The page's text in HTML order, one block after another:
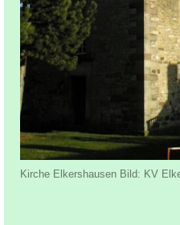
Kirche Elkershausen Bild: KV